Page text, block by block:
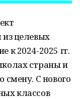
из целевых
к 2024-2025 гг.
страны и
смену. С нового
классов